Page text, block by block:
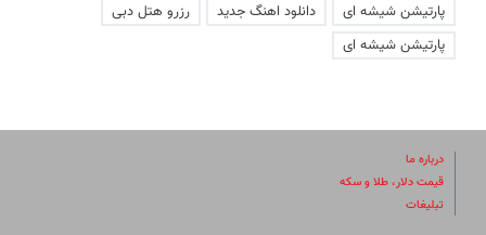
پارتیشن شیشه ای
دانلود اهنگ جدید
رزرو هتل دبی
پارتیشن شیشه ای
درباره ما
قیمت دلار، طلا و سکه
تبلیغات